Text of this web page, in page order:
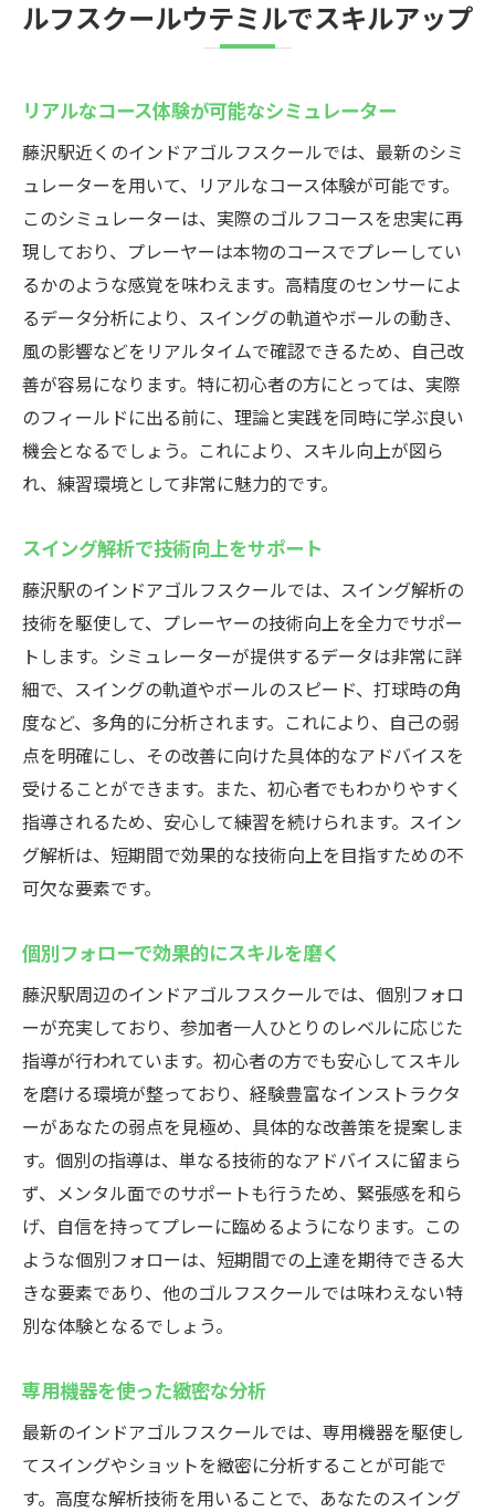
ルフスクールウテミルでスキルアップ
リアルなコース体験が可能なシミュレーター
藤沢駅近くのインドアゴルフスクールでは、最新のシミ
ュレーターを用いて、リアルなコース体験が可能です。
このシミュレーターは、実際のゴルフコースを忠実に再
現しており、プレーヤーは本物のコースでプレーしてい
るかのような感覚を味わえます。高精度のセンサーによ
るデータ分析により、スイングの軌道やボールの動き、
風の影響などをリアルタイムで確認できるため、自己改
善が容易になります。特に初心者の方にとっては、実際
のフィールドに出る前に、理論と実践を同時に学ぶ良い
機会となるでしょう。これにより、スキル向上が図ら
れ、練習環境として非常に魅力的です。
スイング解析で技術向上をサポート
藤沢駅のインドアゴルフスクールでは、スイング解析の
技術を駆使して、プレーヤーの技術向上を全力でサポー
トします。シミュレーターが提供するデータは非常に詳
細で、スイングの軌道やボールのスピード、打球時の角
度など、多角的に分析されます。これにより、自己の弱
点を明確にし、その改善に向けた具体的なアドバイスを
受けることができます。また、初心者でもわかりやすく
指導されるため、安心して練習を続けられます。スイン
グ解析は、短期間で効果的な技術向上を目指すための不
可欠な要素です。
個別フォローで効果的にスキルを磨く
藤沢駅周辺のインドアゴルフスクールでは、個別フォロ
ーが充実しており、参加者一人ひとりのレベルに応じた
指導が行われています。初心者の方でも安心してスキル
を磨ける環境が整っており、経験豊富なインストラクタ
ーがあなたの弱点を見極め、具体的な改善策を提案しま
す。個別の指導は、単なる技術的なアドバイスに留まら
ず、メンタル面でのサポートも行うため、緊張感を和ら
げ、自信を持ってプレーに臨めるようになります。この
ような個別フォローは、短期間での上達を期待できる大
きな要素であり、他のゴルフスクールでは味わえない特
別な体験となるでしょう。
専用機器を使った緻密な分析
最新のインドアゴルフスクールでは、専用機器を駆使し
てスイングやショットを緻密に分析することが可能で
す。高度な解析技術を用いることで、あなたのスイング